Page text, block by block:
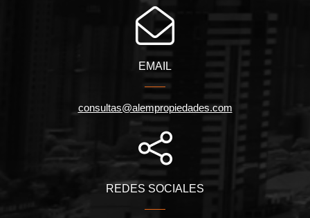
EMAIL
consultas@alempropiedades.com
REDES SOCIALES